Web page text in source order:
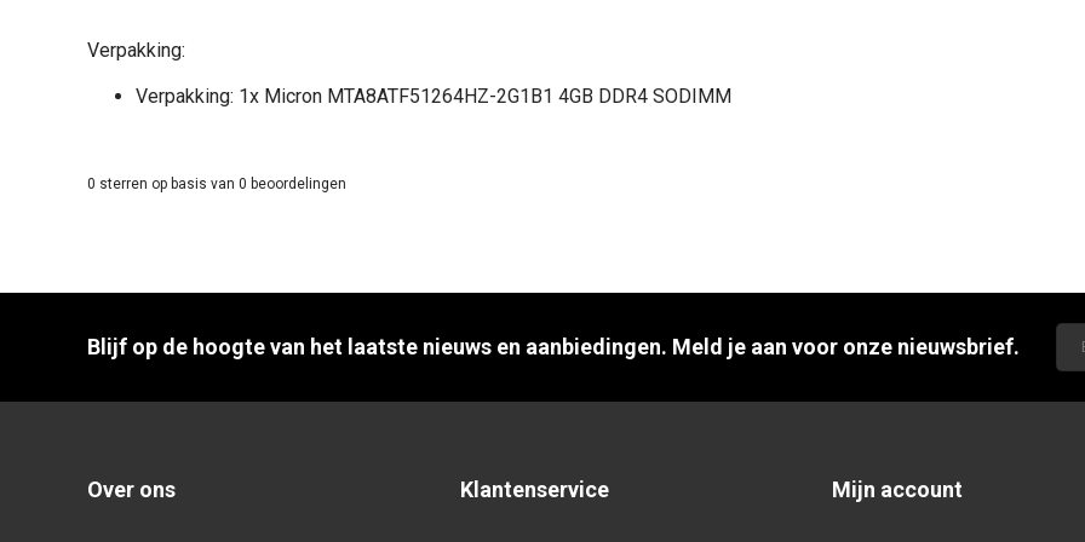
Verpakking:
Verpakking: 1x Micron MTA8ATF51264HZ-2G1B1 4GB DDR4 SODIMM
0 sterren op basis van 0 beoordelingen
Blijf op de hoogte van het laatste nieuws en aanbiedingen. Meld je aan voor onze nieuwsbrief.
Over ons Klantenservice Mijn account